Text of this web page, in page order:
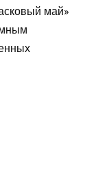
май»